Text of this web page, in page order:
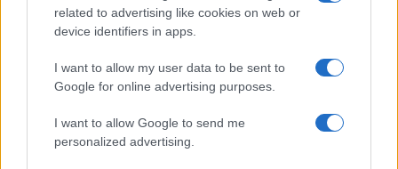
related to advertising like cookies on web or
device identifiers in apps.
I want to allow my user data to be sent to
Google for online advertising purposes.
I want to allow Google to send me
personalized advertising.
iPhone 18: Az A20 chip 2nm technológiával és új
csomagolási eljárással érkezik
Jelentősen nagyobb akkumulátort kaphat az iPhone 18 Pro
Max – új szivárgás érkezett
Új AirPods béta frissítést adott ki az Apple – ezek a
modellek már telepíthetik